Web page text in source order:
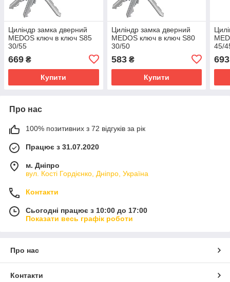
Циліндр замка дверний
MEDOS ключ в ключ S85
30/55
669 ₴
Купити
Циліндр замка дверний
MEDOS ключ в ключ S80
30/50
583₴
Купити
45/
693
Про нас
100% позитивних з 72 відгуків за рік
Працює з 31.07.2020
м. Дніпро
вул. Кості Гордієнко, Дніпро, Україна
Контакти
Сьогодні працює з 10:00 до 17:00
Показати весь графік роботи
Про нас
Контакти